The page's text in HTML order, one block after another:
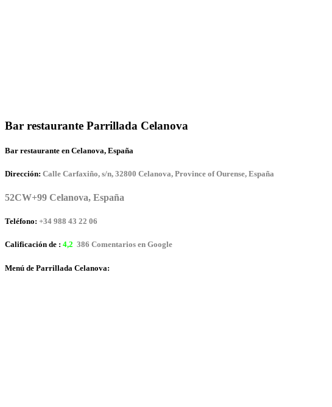
Bar restaurante Parrillada Celanova
Bar restaurante en Celanova, España
Dirección: Calle Carfaxiño, s/n, 32800 Celanova, Province of Ourense, España
52CW+99 Celanova, España
Teléfono: +34 988 43 22 06
Calificación de : 4,2 386 Comentarios en Google
Menú de Parrillada Celanova: